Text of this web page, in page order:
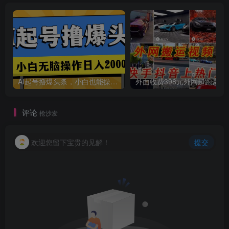
AI起号撸爆头条，小白也能操作，日入2000+
评论 抢沙发
欢迎您留下宝贵的见解！ 提交